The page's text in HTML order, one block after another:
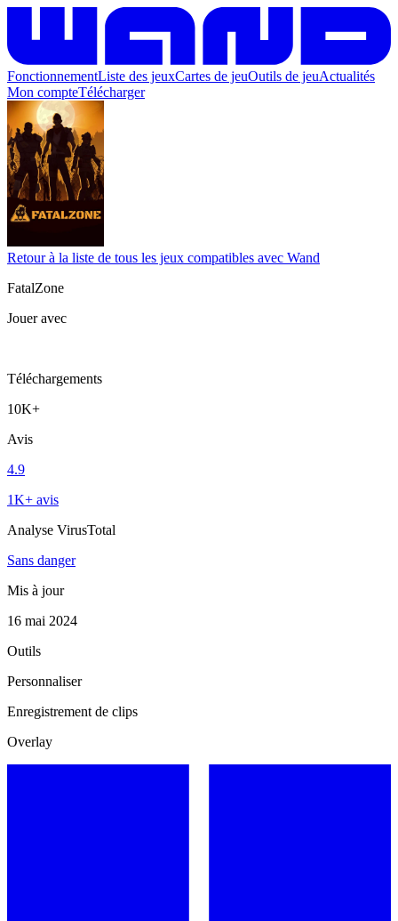
FonctionnementListe des jeuxCartes de jeuOutils de jeuActualités
Mon compteTélécharger
Retour à la liste de tous les jeux compatibles avec Wand
FatalZone
Jouer avec
Téléchargements
10K+
Avis
4.9
1K+ avis
Analyse VirusTotal
Sans danger
Mis à jour
16 mai 2024
Outils
Personnaliser
Enregistrement de clips
Overlay